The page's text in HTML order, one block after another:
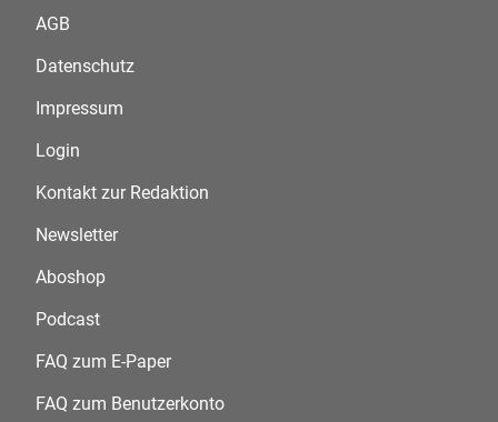
AGB
Datenschutz
Impressum
Login
Kontakt zur Redaktion
Newsletter
Aboshop
Podcast
FAQ zum E-Paper
FAQ zum Benutzerkonto